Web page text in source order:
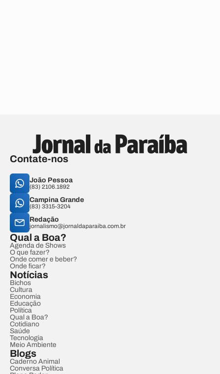
Contate-nos
João Pessoa
(83) 2106.1892
Campina Grande
(83) 3315-3204
Redação
jornalismo@jornaldaparaiba.com.br
Qual a Boa?
Agenda de Shows
O que fazer?
Onde comer e beber?
Onde ficar?
Notícias
Bichos
Cultura
Economia
Educação
Política
Qual a Boa?
Cotidiano
Saúde
Tecnologia
Meio Ambiente
Blogs
Caderno Animal
Conversa Política